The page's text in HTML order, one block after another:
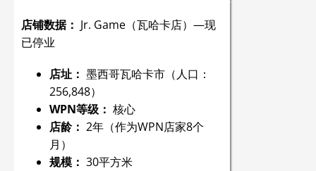
店铺数据： Jr. Game（瓦哈卡店）—现
已停业
店址： 墨西哥瓦哈卡市（人口：
256,848）
WPN等级： 核心
店龄： 2年（作为WPN店家8个
月）
规模： 30平方米